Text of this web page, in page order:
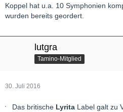
Koppel hat u.a. 10 Symphonien
wurden bereits geordert.
lutgra
Tamino-Mitglied
30. Juli 2016
Das britische Lyrita Label galt zu